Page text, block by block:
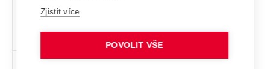
účetní závěrky
Mikroekonomie
cs 6 Povinný ZT
Zjistit více
POVOLIT VŠE